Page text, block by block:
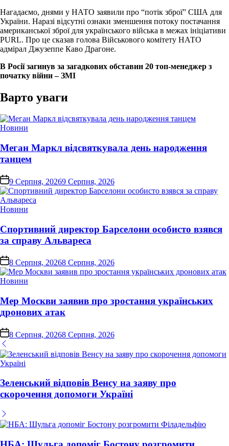
Нагадаємо, днями у НАТО заявили про “потік зброї” США для
України. Наразі відсутні ознаки зменшення потоку постачання
американської зброї для українського війська в межах ініціативи
PURL. Про це сказав голова Військового комітету НАТО
адмірал Джузеппе Каво Драгоне.
В Росії загинув за загадкових обставин 20 топ-менеджер з
початку війни – ЗМІ
Варто уваги
Опублікувати
Новини
Меган Маркл відсвяткувала день народження
танцем
on9 Серпня, 20269 Серпня, 2026
Опублікувати
Новини
Спортивний директор Барселони особисто взявся
за справу Альвареса
on8 Серпня, 20268 Серпня, 2026
Опублікувати
Новини
Мер Москви заявив про зростання українських
дронових атак
on8 Серпня, 20268 Серпня, 2026
Зеленський відповів Венсу на заяву про
скорочення допомоги Україні